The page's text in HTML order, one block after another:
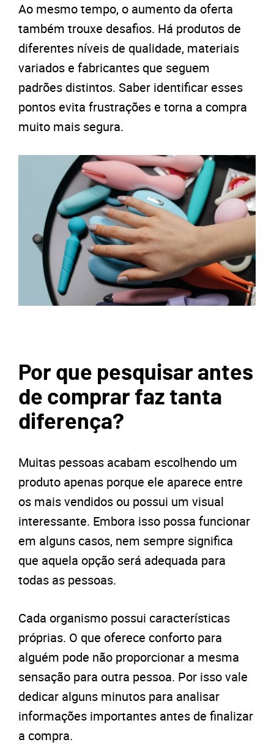
Ao mesmo tempo, o aumento da oferta
também trouxe desafios. Há produtos de
diferentes níveis de qualidade, materiais
variados e fabricantes que seguem
padrões distintos. Saber identificar esses
pontos evita frustrações e torna a compra
muito mais segura.
Por que pesquisar antes
de comprar faz tanta
diferença?
Muitas pessoas acabam escolhendo um
produto apenas porque ele aparece entre
os mais vendidos ou possui um visual
interessante. Embora isso possa funcionar
em alguns casos, nem sempre significa
que aquela opção será adequada para
todas as pessoas.
Cada organismo possui características
próprias. O que oferece conforto para
alguém pode não proporcionar a mesma
sensação para outra pessoa. Por isso vale
dedicar alguns minutos para analisar
informações importantes antes de finalizar
a compra.